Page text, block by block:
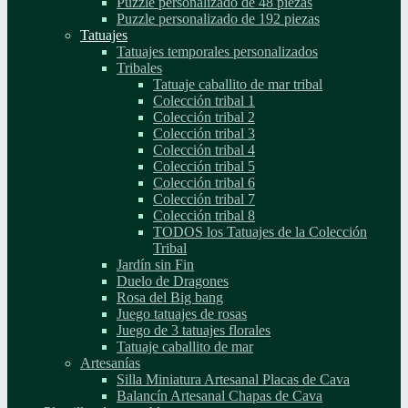
Puzzle personalizado de 192 piezas
Tatuajes
Tatuajes temporales personalizados
Tribales
Tatuaje caballito de mar tribal
Colección tribal 1
Colección tribal 2
Colección tribal 3
Colección tribal 4
Colección tribal 5
Colección tribal 6
Colección tribal 7
Colección tribal 8
TODOS los Tatuajes de la Colección
Tribal
Jardín sin Fin
Duelo de Dragones
Rosa del Big bang
Juego tatuajes de rosas
Juego de 3 tatuajes florales
Tatuaje caballito de mar
Artesanías
Silla Miniatura Artesanal Placas de Cava
Balancín Artesanal Chapas de Cava